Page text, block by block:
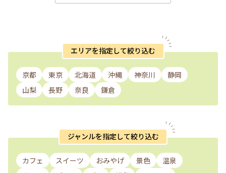
エリアを指定して絞り込む
京都 東京 北海道 沖縄 神奈川
静岡
山梨
長野 奈良 鎌倉
ジャンルを指定して絞り込む
カフェ スイーツ おみやげ 景色
温泉